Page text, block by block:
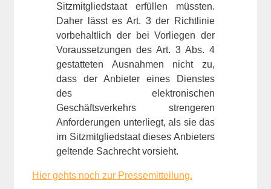
Sitzmitgliedstaat erfüllen müssten.
Daher lässt es Art. 3 der Richtlinie
vorbehaltlich der bei Vorliegen der
Voraussetzungen des Art. 3 Abs. 4
gestatteten Ausnahmen nicht zu,
dass der Anbieter eines Dienstes
des elektronischen
Geschäftsverkehrs strengeren
Anforderungen unterliegt, als sie das
im Sitzmitgliedstaat dieses Anbieters
geltende Sachrecht vorsieht.
Hier gehts noch zur Pressemitteilung.